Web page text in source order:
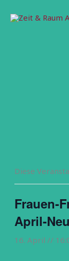
Inhalt
Diese
Frauen-
April-
16. April //